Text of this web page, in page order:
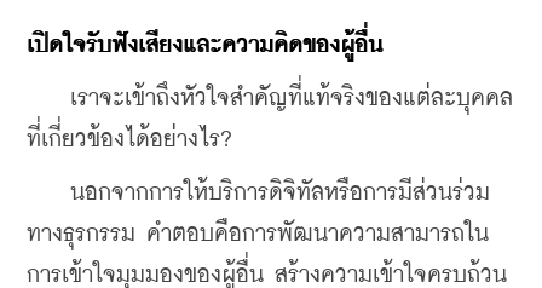
เปิดใจรับฟังเสียงและความคิดของผู้อื่น
เราจะเข้าถึงหัวใจสำคัญที่แท้จริงของแต่ละบุคคล
ที่เกี่ยวข้องได้อย่างไร?
นอกจากการให้บริการดิจิทัลหรือการมีส่วนร่วม
ทางธุรกรรม คำตอบคือการพัฒนาความสามารถใน
การเข้าใจมุมมองของผู้อื่น สร้างความเข้าใจครบถ้วน